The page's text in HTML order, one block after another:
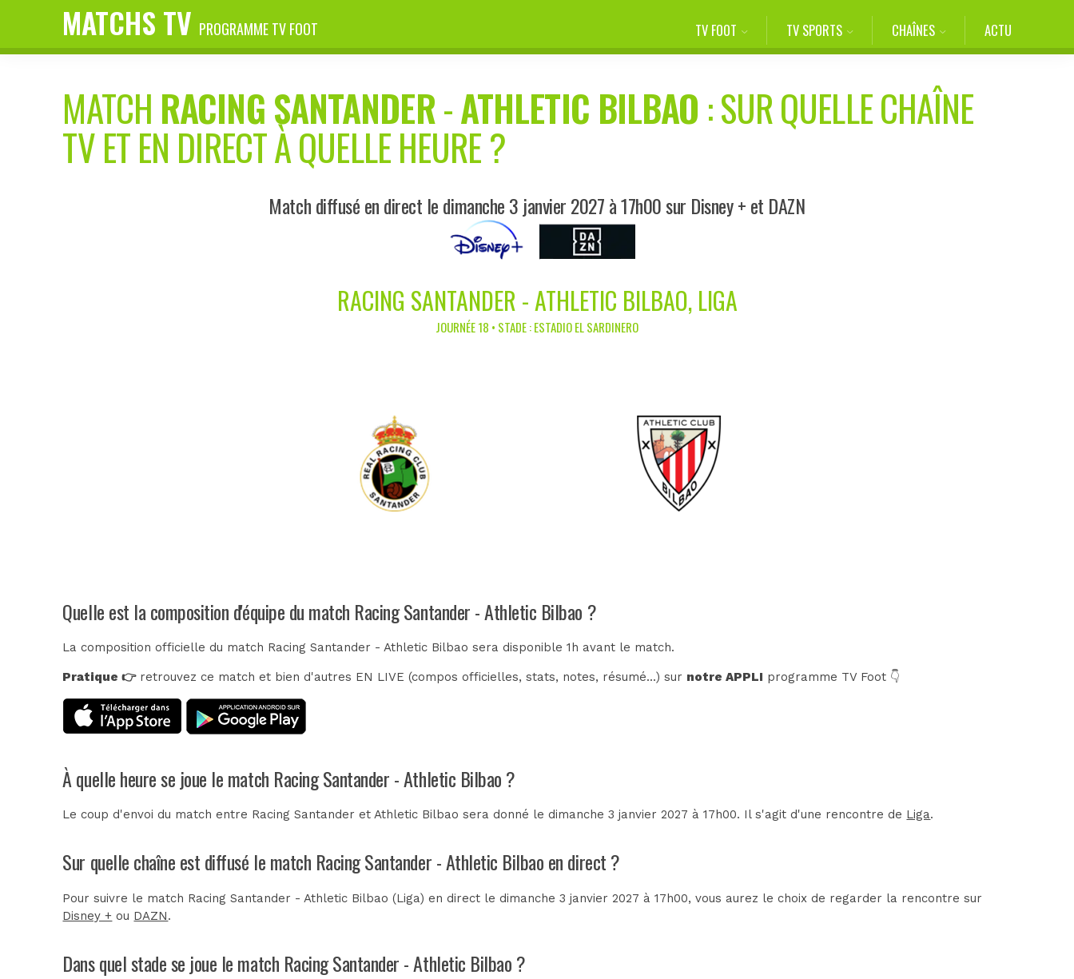
MATCHS TV PROGRAMME TV FOOT TV FOOT TV SPORTS CHAÎNES ACTU
MATCH RACING SANTANDER-ATHLETIC BILBAO : SUR QUELLE CHAÎNE
TV ET EN DIRECT À QUELLE HEURE ?
Match diffusé en direct le dimanche 3 janvier 2027 à 17h00 sur Disney + et DAZN
RACING SANTANDER - ATHLETIC BILBAO, LIGA
JOURNÉE 18 • STADE : ESTADIO EL SARDINERO
Quelle est la composition d'équipe du match Racing Santander - Athletic Bilbao ?
La composition officielle du match Racing Santander - Athletic Bilbao sera disponible 1h avant le match.
Pratique 👉retrouvez ce match et bien d'autres EN LIVE (compos officielles, stats, notes, résumé...) sur notre APPLI programme TV Foot 👇
À quelle heure se joue le match Racing Santander - Athletic Bilbao ?
Le coup d'envoi du match entre Racing Santander et Athletic Bilbao sera donné le dimanche 3 janvier 2027 à 17h00. Il s'agit d'une rencontre de Liga.
Sur quelle chaîne est diffusé le match Racing Santander - Athletic Bilbao en direct ?
Pour suivre le match Racing Santander - Athletic Bilbao (Liga) en direct le dimanche 3 janvier 2027 à 17h00, vous aurez le choix de regarder la rencontre sur
Disney + ou DAZN.
Dans quel stade se joue le match Racing Santander - Athletic Bilbao ?